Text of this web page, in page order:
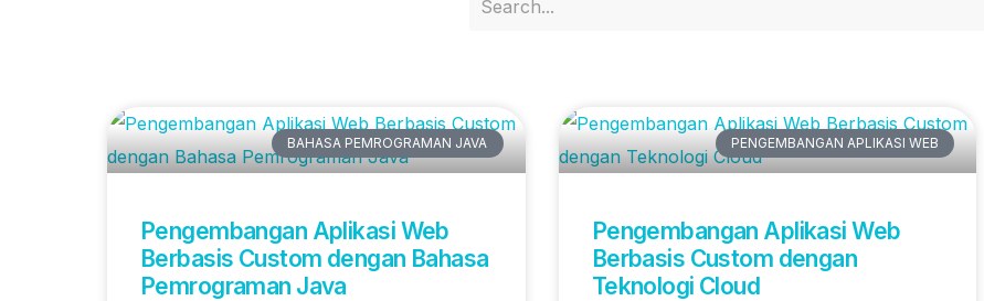
BAHASA PEMROGRAMAN JAVA
Pengembangan Aplikasi Web
Berbasis Custom dengan Bahasa
Pemrograman Java
PENGEMBANGAN APLIKASI WEB
Pengembangan Aplikasi Web
Berbasis Custom dengan
Teknologi Cloud